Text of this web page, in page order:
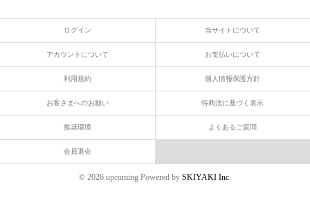
ログイン 当サイトについて
アカウントについて お支払いについて
利用規約 個人情報保護方針
お客さまへのお願い 特商法に基づく表示
推奨環境 よくあるご質問
会員退会
© 2026 upcoming Powered by SKIYAKI Inc.